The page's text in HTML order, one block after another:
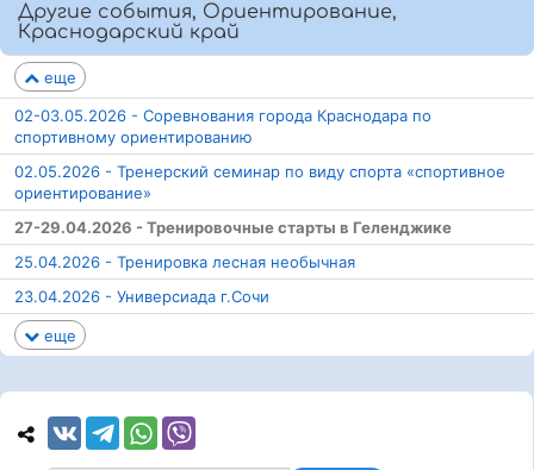
Другие события, Ориентирование,
Краснодарский край
еще
02-03.05.2026 - Соревнования города Краснодара по
спортивному ориентированию
02.05.2026 - Тренерский семинар по виду спорта «спортивное
ориентирование»
27-29.04.2026 - Тренировочные старты в Геленджике
25.04.2026 - Тренировка лесная необычная
23.04.2026 - Универсиада г.Сочи
еще